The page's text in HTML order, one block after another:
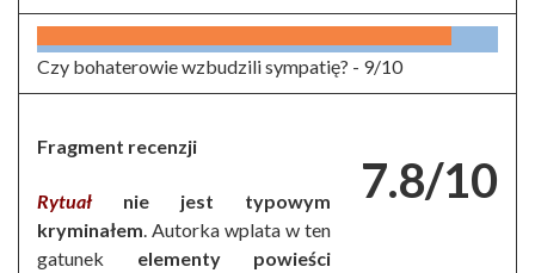
Czy bohaterowie wzbudzili sympatię? - 9/10
7.8/10
Fragment recenzji
Rytuałnie jest typowym
kryminałem. Autorka wplata w ten
gatunek elementy powieści